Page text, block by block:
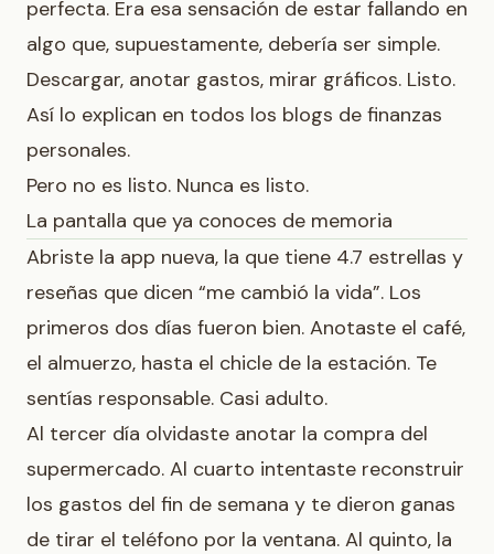
perfecta. Era esa sensación de estar fallando en
algo que, supuestamente, debería ser simple.
Descargar, anotar gastos, mirar gráficos. Listo.
Así lo explican en todos los blogs de finanzas
personales.
Pero no es listo. Nunca es listo.
La pantalla que ya conoces de memoria
Abriste la app nueva, la que tiene 4.7 estrellas y
reseñas que dicen “me cambió la vida”. Los
primeros dos días fueron bien. Anotaste el café,
el almuerzo, hasta el chicle de la estación. Te
sentías responsable. Casi adulto.
Al tercer día olvidaste anotar la compra del
supermercado. Al cuarto intentaste reconstruir
los gastos del fin de semana y te dieron ganas
de tirar el teléfono por la ventana. Al quinto, la